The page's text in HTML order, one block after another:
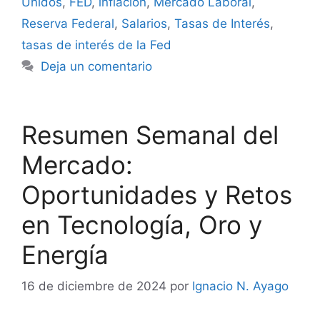
Reserva Federal, Salarios, Tasas de Interés,
tasas de interés de la Fed
Deja un comentario
Resumen Semanal del
Mercado:
Oportunidades y Retos
en Tecnología, Oro y
Energía
16 de diciembre de 2024 por Ignacio N. Ayago